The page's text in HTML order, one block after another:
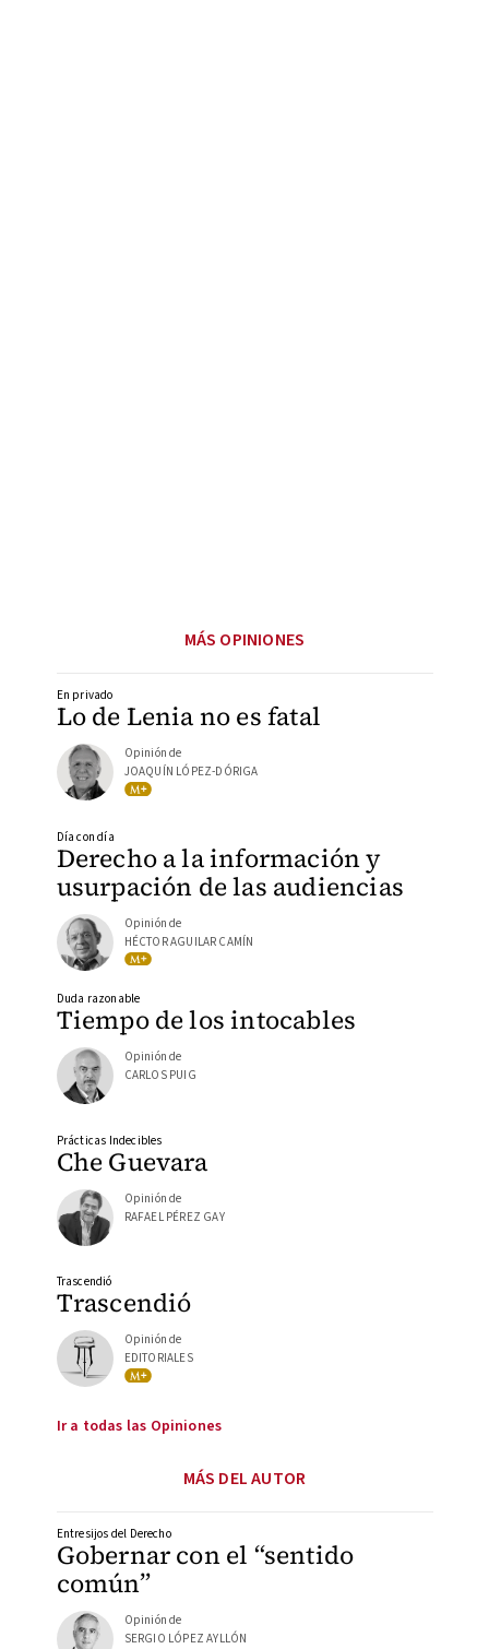
MÁS OPINIONES
Lo de Lenia no es fatal
En privado
Opinión de
JOAQUÍN LÓPEZ-DÓRIGA
Derecho a la información y
usurpación de las audiencias
Día con día
Opinión de
HÉCTOR AGUILAR CAMÍN
Tiempo de los intocables
Duda razonable
Opinión de
CARLOS PUIG
Che Guevara
Prácticas Indecibles
Opinión de
RAFAEL PÉREZ GAY
Trascendió
Trascendió
Opinión de
EDITORIALES
Ir a todas las Opiniones
MÁS DEL AUTOR
Gobernar con el “sentido
común”
Entresijos del Derecho
Opinión de
SERGIO LÓPEZ AYLLÓN